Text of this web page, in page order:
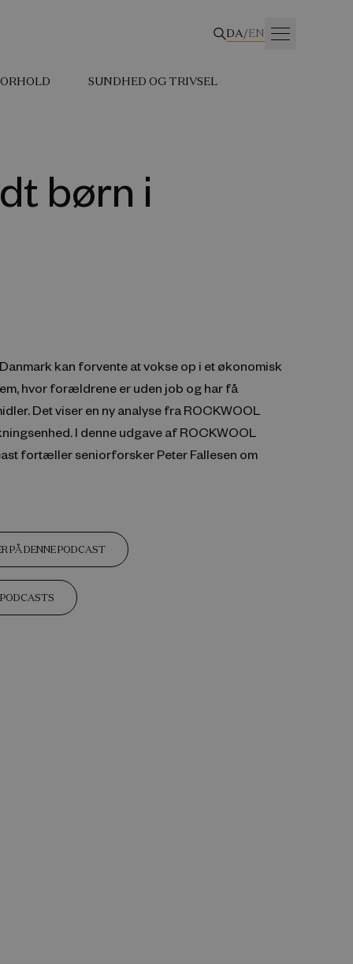
DA/EN
SUNDHED OG TRIVSEL
børn i
kan forvente at vokse op i et økonomisk
hvor forældrene er uden job og har få
Det viser en ny analyse fra ROCKWOOL
I denne udgave af ROCKWOOL
fortæller seniorforsker Peter Fallesen om
PÅ DENNE PODCAST